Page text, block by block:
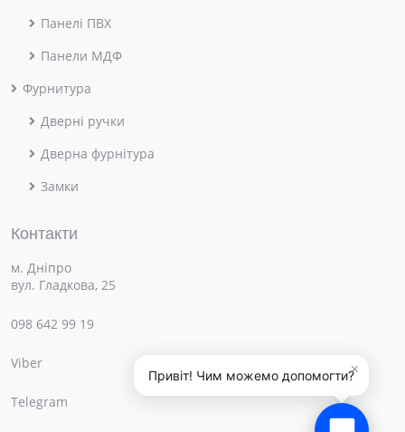
×
Привіт! Чим можемо допомогти?
Панелі ПВХ
Панели МДФ
Фурнитура
Дверні ручки
Дверна фурнітура
Замки
Контакти
м. Дніпро
вул. Гладкова, 25
098 642 99 19
Viber
Telegram